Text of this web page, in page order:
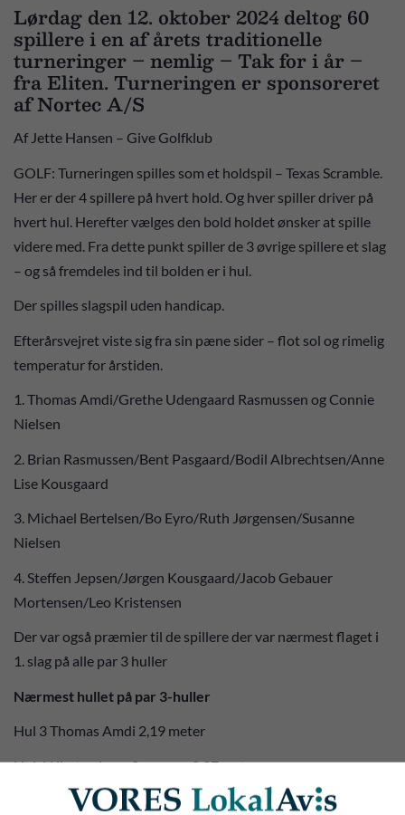
Lørdag den 12. oktober 2024 deltog 60
spillere i en af årets traditionelle
turneringer – nemlig – Tak for i år –
fra Eliten. Turneringen er sponsoreret
af Nortec A/S
Af Jette Hansen – Give Golfklub
GOLF: Turneringen spilles som et holdspil – Texas Scramble.
Her er der 4 spillere på hvert hold. Og hver spiller driver på
hvert hul. Herefter vælges den bold holdet ønsker at spille
videre med. Fra dette punkt spiller de 3 øvrige spillere et slag
– og så fremdeles ind til bolden er i hul.
Der spilles slagspil uden handicap.
Efterårsvejret viste sig fra sin pæne sider – flot sol og rimelig
temperatur for årstiden.
1. Thomas Amdi/Grethe Udengaard Rasmussen og Connie
Nielsen
2. Brian Rasmussen/Bent Pasgaard/Bodil Albrechtsen/Anne
Lise Kousgaard
3. Michael Bertelsen/Bo Eyro/Ruth Jørgensen/Susanne
Nielsen
4. Steffen Jepsen/Jørgen Kousgaard/Jacob Gebauer
Mortensen/Leo Kristensen
Der var også præmier til de spillere der var nærmest flaget i
1. slag på alle par 3 huller
Nærmest hullet på par 3-huller
Hul 3 Thomas Amdi 2,19 meter
Hul 6 Kirsten Lang Sørensen 0,37 meter
Hul 9 Ole Jensen 4,51 meter